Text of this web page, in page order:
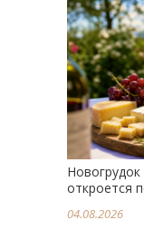
Новогрудок
откроется
04.08.2026